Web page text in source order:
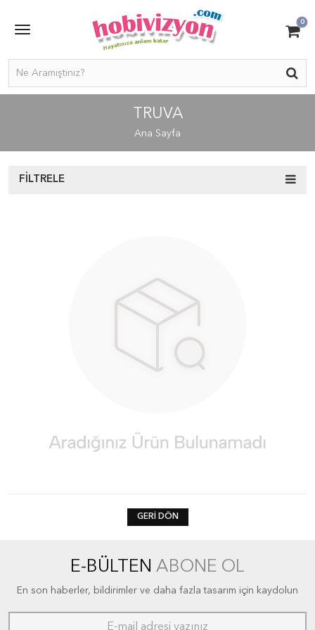
0
TRUVA
Ana Sayfa
FILTRELE
GERI DÖN
E-BÜLTEN ABONE OL
En son haberler, bildirimler ve daha fazla tasarım için kaydolun